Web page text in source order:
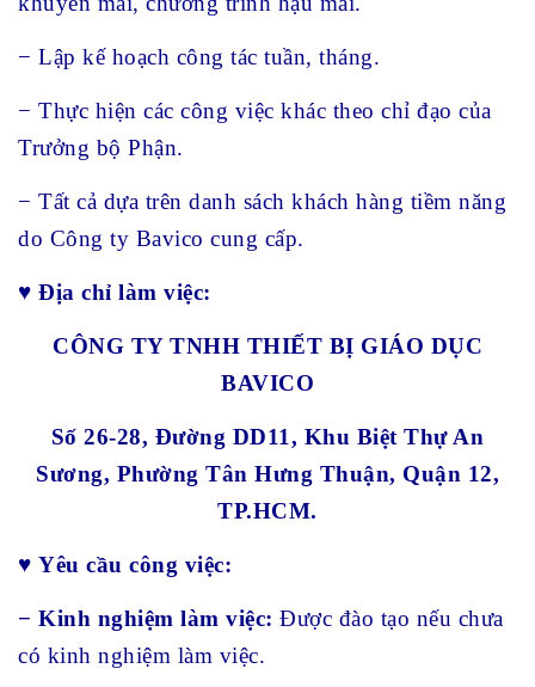
− Lập kế hoạch công tác tuần, tháng.
− Thực hiện các công việc khác theo chỉ đạo của
Trưởng bộ Phận.
− Tất cả dựa trên danh sách khách hàng tiềm năng
do Công ty Bavico cung cấp.
♥ Địa chỉ làm việc:
CÔNG TY TNHH THIẾT BỊ GIÁO DỤC
BAVICO
Số 26-28, Đường DD11, Khu Biệt Thự An
Sương, Phường Tân Hưng Thuận, Quận 12,
TP.HCM.
♥ Yêu cầu công việc:
− Kinh nghiệm làm việc: Được đào tạo nếu chưa
có kinh nghiệm làm việc.